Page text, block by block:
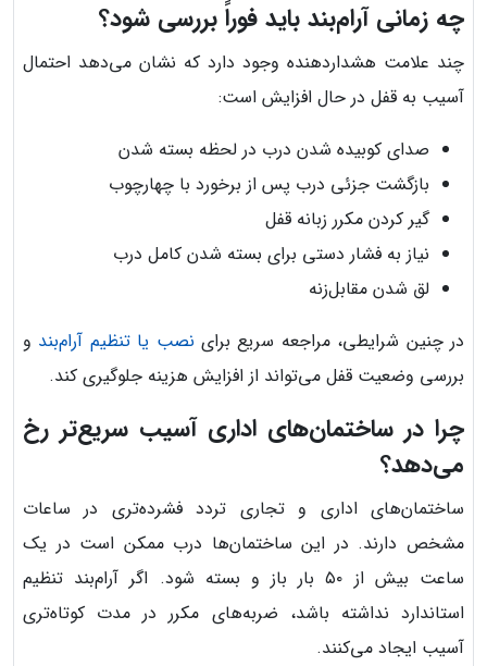
چه زمانی آرام‌بند باید فوراً بررسی شود؟
چند علامت هشداردهنده وجود دارد که نشان می‌دهد احتمال
آسیب به قفل در حال افزایش است:
صدای کوبیده شدن درب در لحظه بسته شدن
بازگشت جزئی درب پس از برخورد با چهارچوب
گیر کردن مکرر زبانه قفل
نیاز به فشار دستی برای بسته شدن کامل درب
لق شدن مقابل‌زنه
در چنین شرایطی، مراجعه سریع برای نصب یا تنظیم آرام‌بند و
بررسی وضعیت قفل می‌تواند از افزایش هزینه جلوگیری کند.
چرا در ساختمان‌های اداری آسیب سریع‌تر رخ
می‌دهد؟
ساختمان‌های اداری و تجاری تردد فشرده‌تری در ساعات
مشخص دارند. در این ساختمان‌ها درب ممکن است در یک
ساعت بیش از ۵۰ بار باز و بسته شود. اگر آرام‌بند تنظیم
استاندارد نداشته باشد، ضربه‌های مکرر در مدت کوتاه‌تری
آسیب ایجاد می‌کنند.